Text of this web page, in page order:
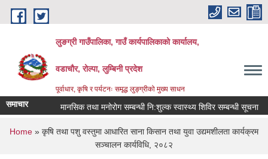
Skip to main content
लुङग्री गाउँपालिका, गाउँ कार्यपालिकाको कार्यालय,
वडाचौर, रोल्पा, लुम्बिनी प्रदेश
पूर्वाधार, कृषि र पर्यटनः समृद्ध लुङ्ग्रीको मुख्य साधन
समाचार मानसिक तथा मनोरोग सम्बन्धी नि:शुल्क स्वास्थ्य शिविर सम्बन्धी सूचना
You are here
Home » कृषि तथा पशु वस्तुमा आधारित साना किसान तथा युवा उद्यमशीलता कार्यक्रम
सञ्चालन कार्यविधि, २०८२